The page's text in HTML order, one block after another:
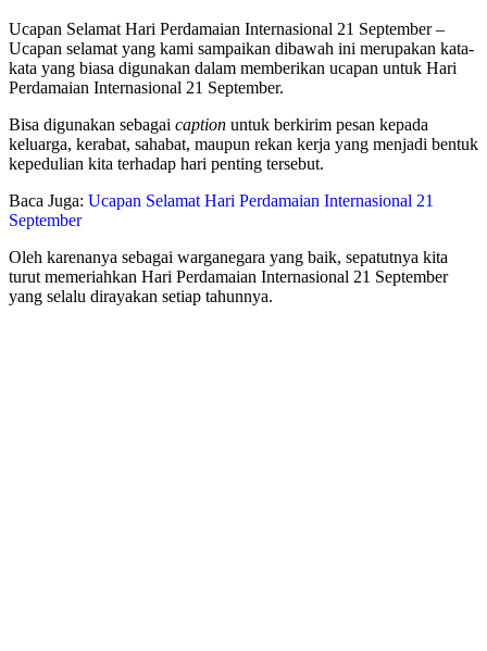
Ucapan Selamat Hari Perdamaian Internasional 21 September –
Ucapan selamat yang kami sampaikan dibawah ini merupakan kata-
kata yang biasa digunakan dalam memberikan ucapan untuk Hari
Perdamaian Internasional 21 September.
Bisa digunakan sebagai caption untuk berkirim pesan kepada
keluarga, kerabat, sahabat, maupun rekan kerja yang menjadi bentuk
kepedulian kita terhadap hari penting tersebut.
Baca Juga: Ucapan Selamat Hari Perdamaian Internasional 21
September
Oleh karenanya sebagai warganegara yang baik, sepatutnya kita
turut memeriahkan Hari Perdamaian Internasional 21 September
yang selalu dirayakan setiap tahunnya.